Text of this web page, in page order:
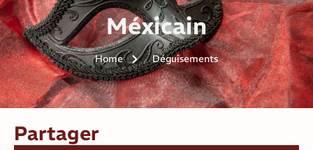
Méxicain
Home Déguisements
Partager